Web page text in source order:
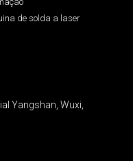
de solda a laser
Yangshan, Wuxi,